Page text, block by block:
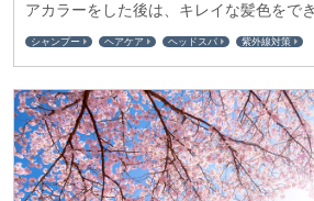
アカラーをした後は、キレイな髪色をで
シャンプー ヘアケア ヘッドスパ 紫外線対策